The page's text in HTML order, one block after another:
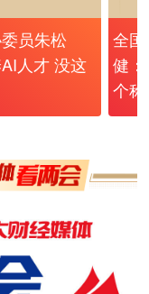
员朱松
人才 没这
全国
健：
个称